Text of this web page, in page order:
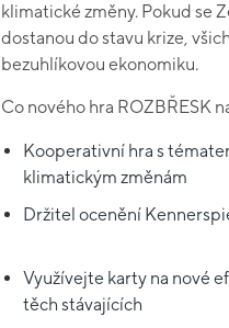
klimatické změny. Pokud se
dostanou do stavu krize,
bezuhlíkovou ekonomiku.
Co nového hra ROZBŘESK
Kooperativní hra s
klimatickým změnám
Držitel ocenění
Využívejte karty na nové
těch stávajících